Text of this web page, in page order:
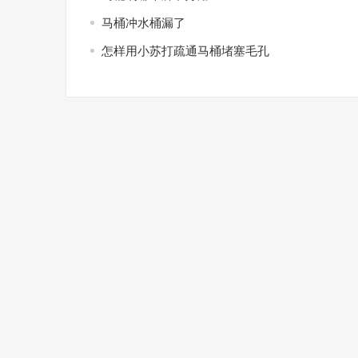
马桶冲水桶漏了
怎样用小苏打疏通马桶堵塞毛孔